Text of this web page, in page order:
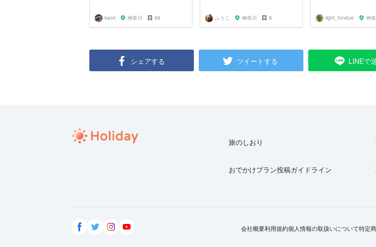
kaori 神奈川 66 ふうこ 神奈川 8 light_fondue 神
シェアする ツイートする LINEで
旅のしおり
おでかけプラン投稿ガイドライン
会社概要利用規約個人情報の取扱いについて特定